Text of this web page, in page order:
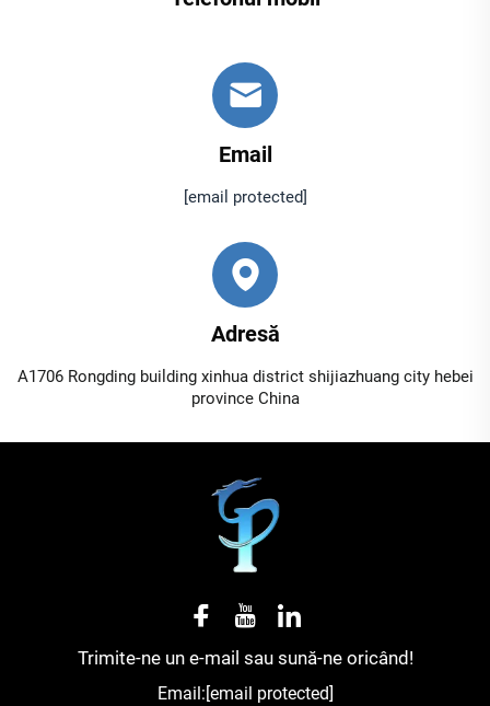
Email
[email protected]
Adresă
A1706 Rongding building xinhua district shijiazhuang city hebei
province China
Trimite-ne un e-mail sau sună-ne oricând!
Email: [email protected]